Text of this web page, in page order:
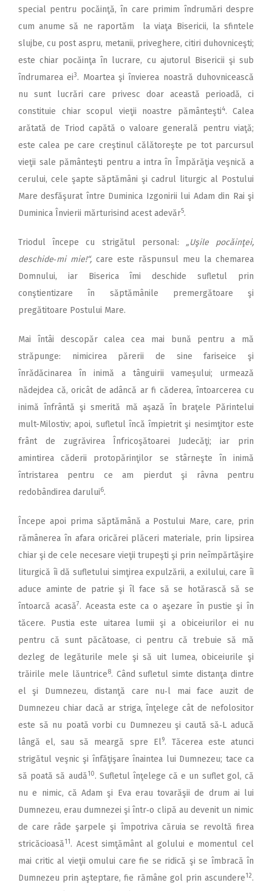
special pentru pocăinţă, în care primim îndrumări despre
cum anume să ne raportăm la viaţa Bisericii, la sfintele
slujbe, cu post aspru, metanii, priveghere, citiri duhovniceşti;
este chiar pocăinţa în lucrare, cu ajutorul Bisericii şi sub
îndrumarea ei3. Moartea şi învierea noastră duhovnicească
nu sunt lucrări care privesc doar această perioadă, ci
constituie chiar scopul vieţii noastre pământeşti4. Calea
arătată de Triod capătă o valoare generală pentru viaţă;
este calea pe care creştinul călătoreşte pe tot parcursul
vieţii sale pământeşti pentru a intra în Împărăţia veşnică a
cerului, cele şapte săptămâni şi cadrul liturgic al Postului
Mare desfăşurat între Duminica Izgonirii lui Adam din Rai şi
Duminica Învierii mărturisind acest adevăr5.
Triodul începe cu strigătul personal: „Uşile pocăinţei,
deschide‑mi mie!“, care este răspunsul meu la chemarea
Domnului, iar Biserica îmi deschide sufletul prin
conştientizare în săptămânile premergătoare şi
pregătitoare Postului Mare.
Mai întâi descopăr calea cea mai bună pentru a mă
străpunge: nimicirea părerii de sine fariseice şi
înrădăcinarea în inimă a tânguirii vameşului; urmează
nădejdea că, oricât de adâncă ar fi căderea, întoarcerea cu
inimă înfrântă şi smerită mă aşază în braţele Părintelui
mult-Milostiv; apoi, sufletul încă împietrit şi nesimţitor este
frânt de zugrăvirea Înfricoşătoarei Judecăţi; iar prin
amintirea căderii protopărinţilor se stârneşte în inimă
întristarea pentru ce am pierdut şi râvna pentru
redobândirea darului6.
Începe apoi prima săptămână a Postului Mare, care, prin
rămânerea în afara oricărei plăceri materiale, prin lipsirea
chiar şi de cele necesare vieţii trupeşti şi prin neîmpărtăşire
liturgică îi dă sufletului simţirea expulzării, a exilului, care îi
aduce aminte de patrie şi îl face să se hotărască să se
întoarcă acasă7. Aceasta este ca o aşezare în pustie şi în
tăcere. Pustia este uitarea lumii şi a obiceiurilor ei nu
pentru că sunt păcătoase, ci pentru că trebuie să mă
dezleg de legăturile mele şi să uit lumea, obiceiurile şi
trăirile mele lăuntrice8. Când sufletul simte distanţa dintre
el şi Dumnezeu, distanţă care nu‑l mai face auzit de
Dumnezeu chiar dacă ar striga, înţelege cât de nefolositor
este să nu poată vorbi cu Dumnezeu şi caută să‑L aducă
lângă el, sau să meargă spre El9. Tăcerea este atunci
strigătul veşnic şi înfăţişare înaintea lui Dumnezeu; tace ca
să poată să audă10. Sufletul înţelege că e un suflet gol, că
nu e nimic, că Adam şi Eva erau tovarăşii de drum ai lui
Dumnezeu, erau dumnezei şi într‑o clipă au devenit un nimic
de care râde şarpele şi împotriva căruia se revoltă firea
stricăcioasă11 . Acest simţământ al golului e momentul cel
mai critic al vieţii omului care fie se ridică şi se îmbracă în
Dumnezeu prin aşteptare, fie rămâne gol prin ascundere12.